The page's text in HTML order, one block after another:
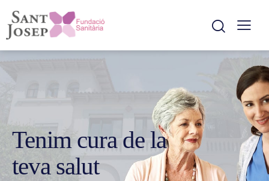
Tenim cura de la
teva salut